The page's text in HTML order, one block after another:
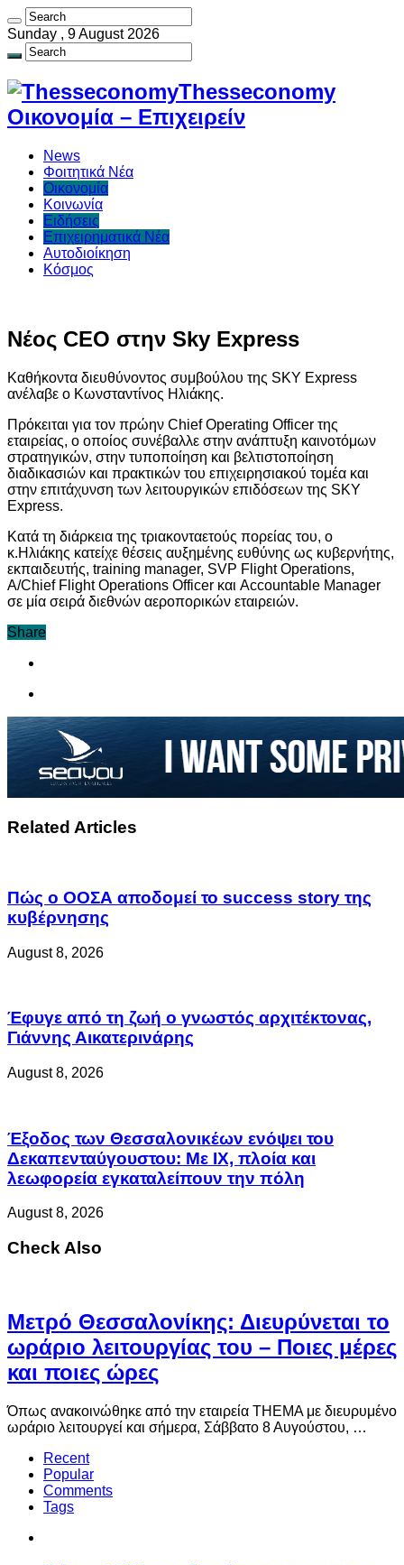
Sunday , 9 August 2026
Thesseconomy
Οικονομία – Επιχειρείν
News
Φοιτητικά Νέα
Οικονομία
Κοινωνία
Ειδήσεις
Επιχειρηματικά Νέα
Αυτοδιοίκηση
Κόσμος
Νέος CEO στην Sky Express
Καθήκοντα διευθύνοντος συμβούλου της SKY Express
ανέλαβε ο Κωνσταντίνος Ηλιάκης.
Πρόκειται για τον πρώην Chief Operating Officer της
εταιρείας, ο οποίος συνέβαλλε στην ανάπτυξη καινοτόμων
στρατηγικών, στην τυποποίηση και βελτιστοποίηση
διαδικασιών και πρακτικών του επιχειρησιακού τομέα και
στην επιτάχυνση των λειτουργικών επιδόσεων της SKY
Express.
Κατά τη διάρκεια της τριακονταετούς πορείας του, ο
κ.Ηλιάκης κατείχε θέσεις αυξημένης ευθύνης ως κυβερνήτης,
εκπαιδευτής, training manager, SVP Flight Operations,
A/Chief Flight Operations Officer και Accountable Manager
σε μία σειρά διεθνών αεροπορικών εταιρειών.
Share
Related Articles
Πώς ο ΟΟΣΑ αποδομεί το success story της
κυβέρνησης
August 8, 2026
Έφυγε από τη ζωή ο γνωστός αρχιτέκτονας,
Γιάννης Αικατερινάρης
August 8, 2026
Έξοδος των Θεσσαλονικέων ενόψει του
Δεκαπενταύγουστου: Με ΙΧ, πλοία και
λεωφορεία εγκαταλείπουν την πόλη
August 8, 2026
Check Also
Μετρό Θεσσαλονίκης: Διευρύνεται το
ωράριο λειτουργίας του – Ποιες μέρες
και ποιες ώρες
Όπως ανακοινώθηκε από την εταιρεία THEMA με διευρυμένο
ωράριο λειτουργεί και σήμερα, Σάββατο 8 Αυγούστου, …
Recent
Popular
Comments
Tags